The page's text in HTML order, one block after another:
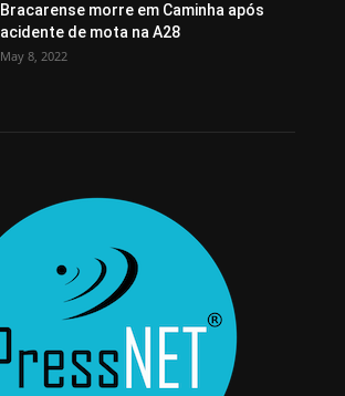
Bracarense morre em Caminha após
acidente de mota na A28
May 8, 2022